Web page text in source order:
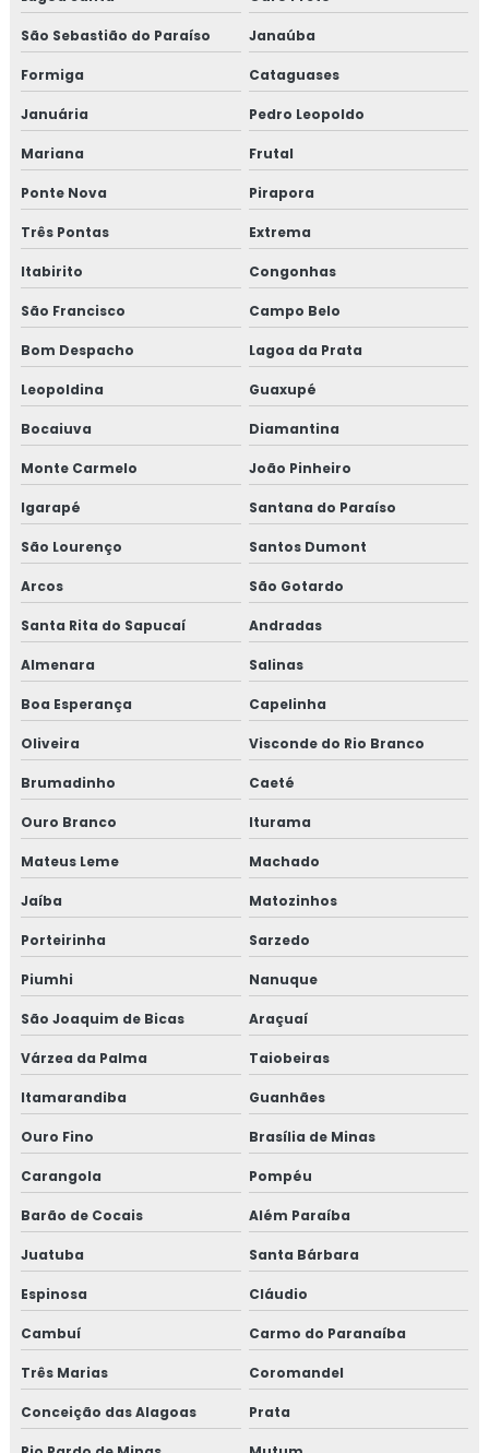
Curso auditor interno iso 14001
Curso de auditor interno iso 9001
Curso de auditor iso 9001
Curso de boas práticas de fabricação
Curso de bpf
Curso de bpf para indústria de alimentos
Curso fssc
Curso fssc 22000 online
Curso gerenciamento de resíduos
Curso de gerenciamento de resíduos sólidos
Curso de gestão de resíduos
Curso de gestão de resíduos sólidos
Curso gmp para transportadoras
Curso iso 17025 online
Curso de rotulagem nutricional
Curso de rotulagem nutricional online
Empresa de consultoria para empresa alimentícia
Empresa de consultoria gmp
Empresa de consultoria para setor alimentício
Empresa de consultoria para setor de alimentos
Empresa de curso gmp
Empresa de treinamento para empresa alimentícia
Empresa de treinamento para setor alimentício
Empresa de treinamento para setor de alimentos
Gmp para transporte de cargas
Treinamento em adequação para acreditação na iso
17025
Treinamento em análise crítica de laudos de calibração
organizacional
Treinamento em análise sensorial
São Sebastião do Paraíso Janaúba
Formiga Cataguases
Januária Pedro Leopoldo
Mariana Frutal
Ponte Nova Pirapora
Três Pontas Extrema
Itabirito Congonhas
São Francisco Campo Belo
Bom Despacho Lagoa da Prata
Leopoldina Guaxupé
Bocaiuva Diamantina
Monte Carmelo João Pinheiro
Igarapé Santana do Paraíso
São Lourenço Santos Dumont
Arcos São Gotardo
Santa Rita do Sapucaí Andradas
Almenara Salinas
Boa Esperança Capelinha
Oliveira Visconde do Rio Branco
Brumadinho Caeté
Ouro Branco Iturama
Mateus Leme Machado
Jaíba Matozinhos
Porteirinha Sarzedo
Piumhi Nanuque
São Joaquim de Bicas Araçuaí
Várzea da Palma Taiobeiras
Itamarandiba Guanhães
Ouro Fino Brasília de Minas
Carangola Pompéu
Barão de Cocais Além Paraíba
Juatuba Santa Bárbara
Espinosa Cláudio
Cambuí Carmo do Paranaíba
Três Marias Coromandel
Conceição das Alagoas Prata